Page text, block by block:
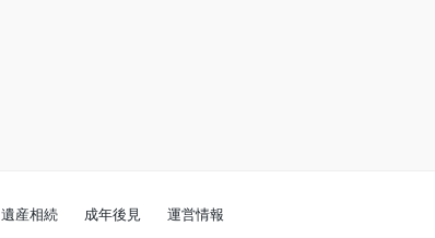
遺産相続 成年後見
運営情報